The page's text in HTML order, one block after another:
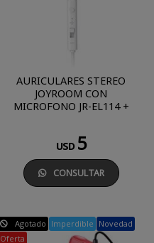
AURICULARES STEREO
JOYROOM CON
MICROFONO JR-EL114 +
USD 5
CONSULTAR
Agotado Imperdible Novedad
Oferta